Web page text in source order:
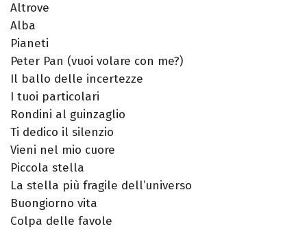
Altrove
Alba
Pianeti
Peter Pan (vuoi volare con me?)
Il ballo delle incertezze
I tuoi particolari
Rondini al guinzaglio
Ti dedico il silenzio
Vieni nel mio cuore
Piccola stella
La stella più fragile dell’universo
Buongiorno vita
Colpa delle favole